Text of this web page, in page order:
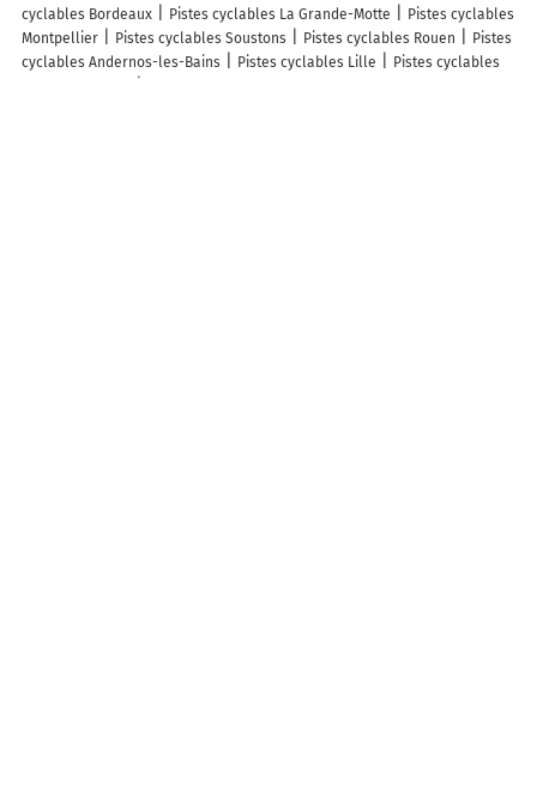
cyclables Bordeaux
Pistes cyclables La Grande-Motte
Pistes cyclables
Montpellier
Pistes cyclables Soustons Pistes cyclables Rouen
Pistes
cyclables Andernos-les-Bains
Pistes cyclables Lille
Pistes cyclables